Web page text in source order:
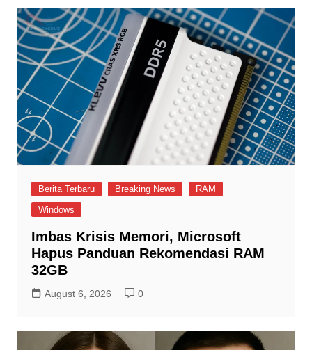
Berita Terbaru Breaking News
RAM
Windows
Imbas Krisis Memori, Microsoft
Hapus Panduan Rekomendasi RAM
32GB
August 6, 2026 0